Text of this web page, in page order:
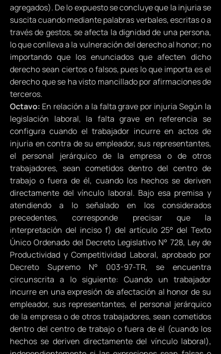
agregados). De lo expuesto se concluye que la injuria se
suscita cuando mediante palabras verbales, escritas o a
través de gestos, se afecta la dignidad de una persona,
lo que conlleva a la vulneración del derecho al honor; no
importando que los enunciados que afecten dicho
derecho sean ciertos o falsos, pues lo que importa es el
derecho que se ha visto mancillado por afirmaciones de
terceros.
Octavo: En relación a la falta grave por injuria Según la
legislación laboral, la falta grave en referencia se
configura cuando el trabajador incurre en actos de
injuria en contra de su empleador, sus representantes,
el personal jerárquico de la empresa o de otros
trabajadores, sean cometidos dentro del centro de
trabajo o fuera de él, cuando los hechos se deriven
directamente del vínculo laboral. Bajo esa premisa y
atendiendo a lo señalado en los considerados
precedentes, corresponde precisar que la
interpretación del inciso f) del artículo 25° del Texto
Único Ordenado del Decreto Legislativo N° 728, Ley de
Productividad y Competitividad Laboral, aprobado por
Decreto Supremo N° 003-97-TR, se encuentra
circunscrita a lo siguiente: Cuando un trabajador
incurre en una expresión de afectación al honor de su
empleador, sus representantes, el personal jerárquico
de la empresa o de otros trabajadores, sean cometidos
dentro del centro de trabajo o fuera de él (cuando los
hechos se deriven directamente del vínculo laboral),